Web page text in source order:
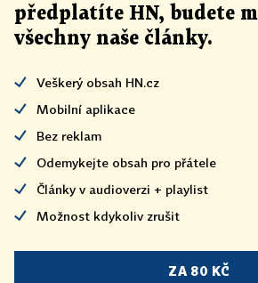
předplatíte HN, budete
všechny naše články.
Veškerý obsah HN.cz
Mobilní aplikace
Bez reklam
Odemykejte obsah pro přátele
Články v audioverzi + playlist
Možnost kdykoliv zrušit
ZA 80 KČ